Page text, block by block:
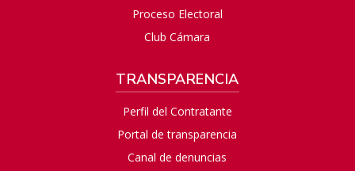
Proceso Electoral
Club Cámara
TRANSPARENCIA
Perfil del Contratante
Portal de transparencia
Canal de denuncias